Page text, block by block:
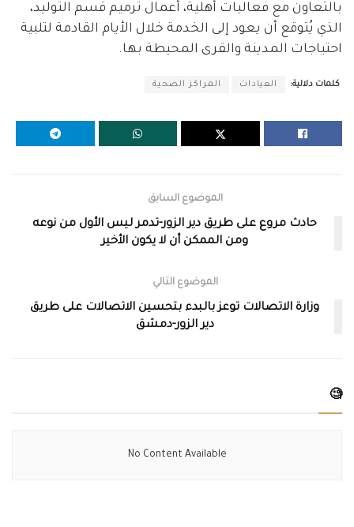
بالتعاون مع فعاليات أهلية، أعمال ترميم قسم التوليد،
الذي يُتوقع أن يعود إلى الخدمة خلال الأيام القادمة لتلبية
احتياجات المدينة والقرى المحيطة بها.
كلمات دلالية: العيادات المراكز الصحية
الموضوع السابق
حادث مروع على طريق دير الزور-تدمر ليس الأول من نوعه
ومن الممكن أن لا يكون الأخير
الموضوع التالي
وزارة الاتصالات توعز بالبدء بتحسين الاتصالات على طريق
دير الزور-دمشق
🧐
No Content Available